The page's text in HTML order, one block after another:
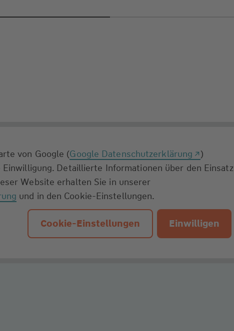
von Google (Google Datenschutzerklärung
)
Detaillierte Informationen über den Einsatz
Website erhalten Sie in unserer
und in den Cookie-Einstellungen.
Cookie-Einstellungen Einwilligen